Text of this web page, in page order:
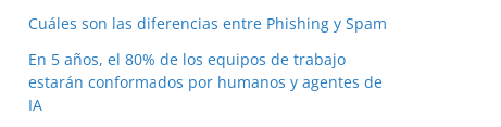
Cuáles son las diferencias entre Phishing y Spam
En 5 años, el 80% de los equipos de trabajo
estarán conformados por humanos y agentes de
IA